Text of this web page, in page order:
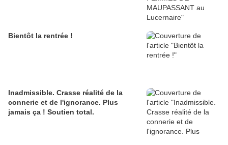
Bientôt la rentrée !
Inadmissible. Crasse réalité de la
connerie et de l'ignorance. Plus
jamais ça ! Soutien total.